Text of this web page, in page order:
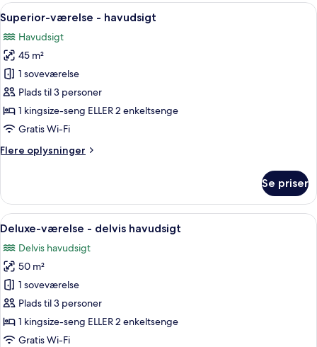
delvis
havudsigt
Indlæs
alle
billeder
af
Superior-
værelse
-
havudsigt
Et moderne hotelværelse med en
7
Superior-værelse - havudsigt
Havudsigt
45 m²
1 soveværelse
Plads til 3 personer
1 kingsize-seng ELLER 2 enkeltsenge
Gratis Wi-Fi
Flere oplysninger
Flere
værelse
havudsigt
Se priser
Indlæs
alle
billeder
af
Deluxe-
værelse
-
delvis
Et moderne hotelværelse med en
5
Deluxe-værelse - delvis havudsigt
Delvis havudsigt
50 m²
1 soveværelse
Plads til 3 personer
1 kingsize-seng ELLER 2 enkeltsenge
Gratis Wi-Fi